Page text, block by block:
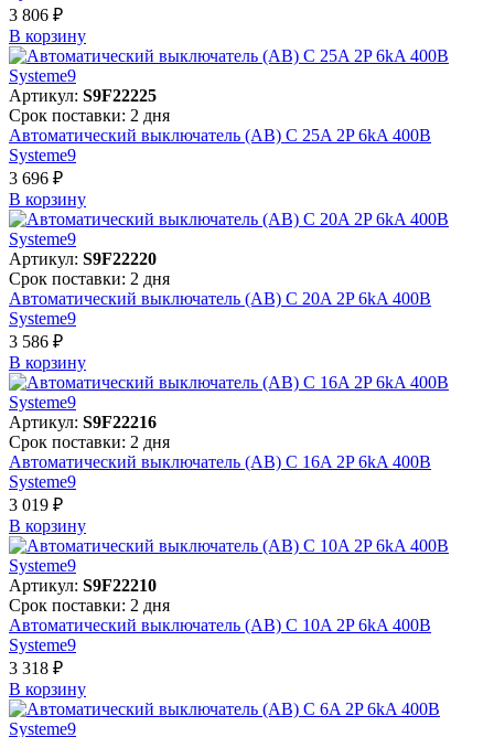
3 806 ₽
В корзинy
Артикул: S9F22225
Срок поставки: 2 дня
Автоматический выключатель (АВ) C 25A 2P 6kA 400В
Systeme9
3 696 ₽
В корзинy
Артикул: S9F22220
Срок поставки: 2 дня
Автоматический выключатель (АВ) C 20A 2P 6kA 400В
Systeme9
3 586 ₽
В корзинy
Артикул: S9F22216
Срок поставки: 2 дня
Автоматический выключатель (АВ) C 16A 2P 6kA 400В
Systeme9
3 019 ₽
В корзинy
Артикул: S9F22210
Срок поставки: 2 дня
Автоматический выключатель (АВ) C 10A 2P 6kA 400В
Systeme9
3 318 ₽
В корзинy